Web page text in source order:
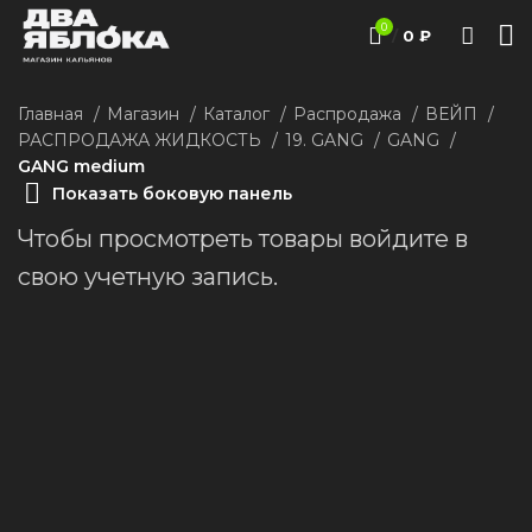
0 / 0 ₽
Главная Магазин Каталог Распродажа
ВЕЙП
РАСПРОДАЖА ЖИДКОСТЬ
19. GANG
GANG
GANG medium
Показать боковую панель
Чтобы просмотреть товары войдите в
свою учетную запись.